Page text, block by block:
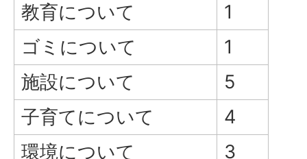
教育について
1
ゴミについて
1
施設について
5
子育てについて
4
環境について
3